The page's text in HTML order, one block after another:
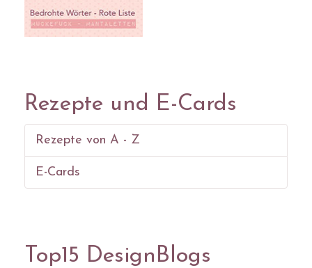
Rezepte und E-Cards
Rezepte von A - Z
E-Cards
Top15 DesignBlogs